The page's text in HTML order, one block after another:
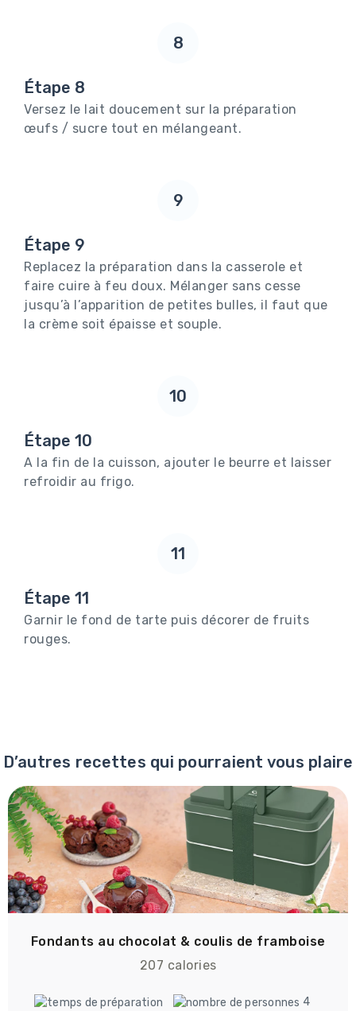
8
Étape 8
Versez le lait doucement sur la préparation
œufs / sucre tout en mélangeant.
9
Étape 9
Replacez la préparation dans la casserole et
faire cuire à feu doux. Mélanger sans cesse
jusqu’à l’apparition de petites bulles, il faut que
la crème soit épaisse et souple.
10
Étape 10
A la fin de la cuisson, ajouter le beurre et laisser
refroidir au frigo.
11
Étape 11
Garnir le fond de tarte puis décorer de fruits
rouges.
D’autres recettes qui pourraient vous plaire
Fondants au chocolat & coulis de framboise
207 calories
4